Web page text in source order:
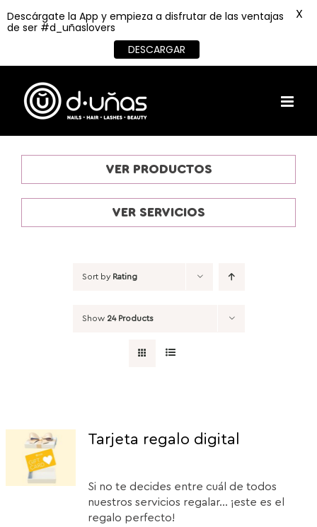
content
VER PRODUCTOS
VER SERVICIOS
Sort by Rating
Show 24 Products
Tarjeta regalo digital
Si no te decides entre cuál de todos
nuestros servicios regalar... ¡este es el
regalo perfecto!
Descárgate la App y empieza a disfrutar de las ventajas
de ser #d_uñaslovers
DESCARGAR
X